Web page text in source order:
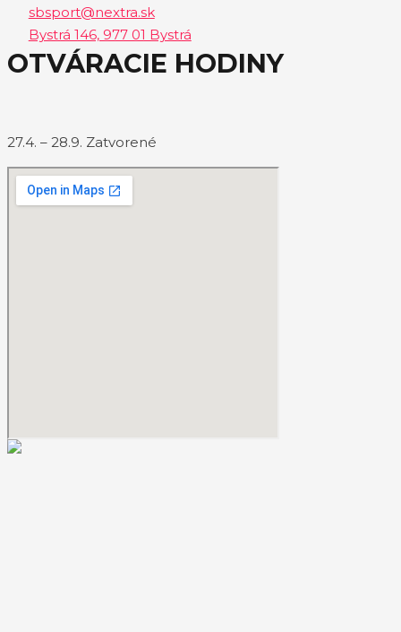
sbsport@nextra.sk
Bystrá 146, 977 01 Bystrá
OTVÁRACIE HODINY
27.4. – 28.9. Zatvorené